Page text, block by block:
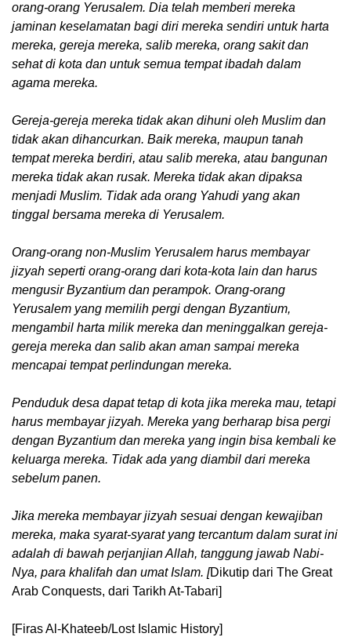
orang-orang Yerusalem. Dia telah memberi mereka
jaminan keselamatan bagi diri mereka sendiri untuk harta
mereka, gereja mereka, salib mereka, orang sakit dan
sehat di kota dan untuk semua tempat ibadah dalam
agama mereka.
Gereja-gereja mereka tidak akan dihuni oleh Muslim dan
tidak akan dihancurkan. Baik mereka, maupun tanah
tempat mereka berdiri, atau salib mereka, atau bangunan
mereka tidak akan rusak. Mereka tidak akan dipaksa
menjadi Muslim. Tidak ada orang Yahudi yang akan
tinggal bersama mereka di Yerusalem.
Orang-orang non-Muslim Yerusalem harus membayar
jizyah seperti orang-orang dari kota-kota lain dan harus
mengusir Byzantium dan perampok. Orang-orang
Yerusalem yang memilih pergi dengan Byzantium,
mengambil harta milik mereka dan meninggalkan gereja-
gereja mereka dan salib akan aman sampai mereka
mencapai tempat perlindungan mereka.
Penduduk desa dapat tetap di kota jika mereka mau, tetapi
harus membayar jizyah. Mereka yang berharap bisa pergi
dengan Byzantium dan mereka yang ingin bisa kembali ke
keluarga mereka. Tidak ada yang diambil dari mereka
sebelum panen.
Jika mereka membayar jizyah sesuai dengan kewajiban
mereka, maka syarat-syarat yang tercantum dalam surat ini
adalah di bawah perjanjian Allah, tanggung jawab Nabi-
Nya, para khalifah dan umat Islam. [Dikutip dari The Great
Arab Conquests, dari Tarikh At-Tabari]
[Firas Al-Khateeb/Lost Islamic History]